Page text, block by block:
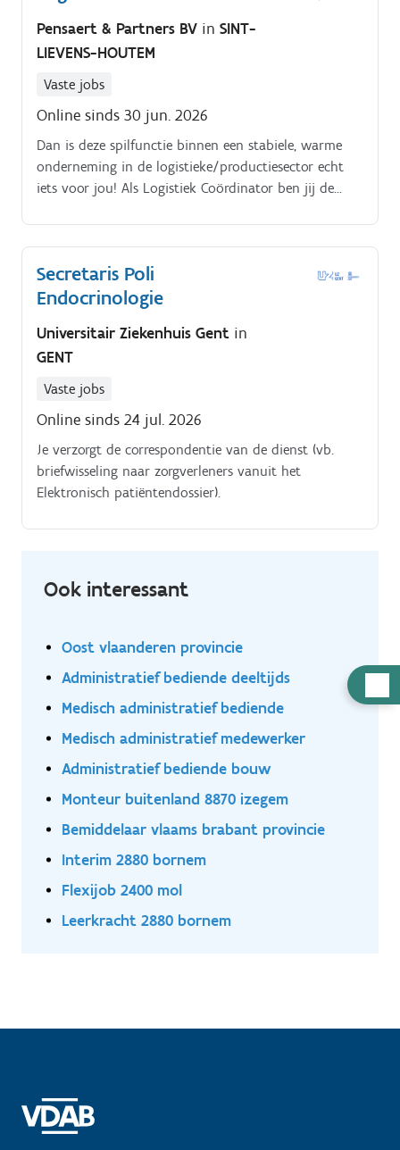
Pensaert & Partners BV in SINT-
LIEVENS-HOUTEM
Vaste jobs
Online sinds 30 jun. 2026
Dan is deze spilfunctie binnen een stabiele, warme
onderneming in de logistieke/productiesector echt
iets voor jou! Als Logistiek Coördinator ben jij de
Secretaris Poli
Endocrinologie
Universitair Ziekenhuis Gent in
GENT
Vaste jobs
Online sinds 24 jul. 2026
Je verzorgt de correspondentie van de dienst (vb.
briefwisseling naar zorgverleners vanuit het
Elektronisch patiëntendossier).
Ook interessant
Oost vlaanderen provincie
Administratief bediende deeltijds
Medisch administratief bediende
Medisch administratief medewerker
Administratief bediende bouw
Monteur buitenland 8870 izegem
Bemiddelaar vlaams brabant provincie
Interim 2880 bornem
Flexijob 2400 mol
Leerkracht 2880 bornem